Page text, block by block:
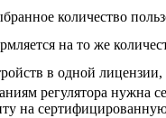
количество
на то же
в одной
регулятора нужна
на